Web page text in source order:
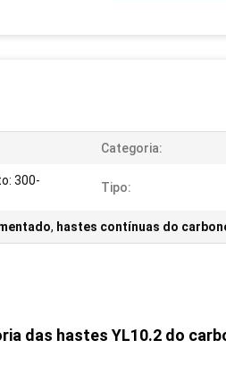
Categoria:
300-
Tipo:
, hastes contínuas do
das hastes YL10.2 do